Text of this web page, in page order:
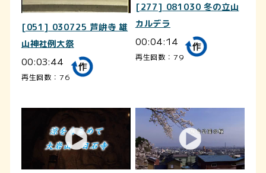
[051] 030725 芦峅寺 雄
山神社例大祭
00:03:44
再生回数：76
[277] 081030 冬の立山
カルデラ
00:04:14
再生回数：79